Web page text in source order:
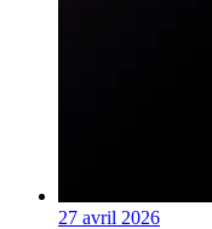
27 avril 2026